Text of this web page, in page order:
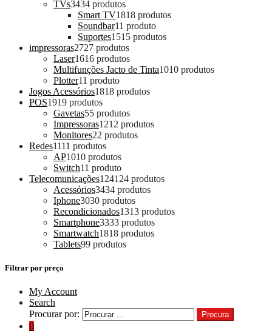
TVs3434 produtos
Smart TV1818 produtos
Soundbar11 produto
Suportes1515 produtos
impressoras2727 produtos
Laser1616 produtos
Multifunções Jacto de Tinta1010 produtos
Plotter11 produto
Jogos Acessórios1818 produtos
POS1919 produtos
Gavetas55 produtos
Impressoras1212 produtos
Monitores22 produtos
Redes1111 produtos
AP1010 produtos
Switch11 produto
Telecomunicações124124 produtos
Acessórios3434 produtos
Iphone3030 produtos
Recondicionados1313 produtos
Smartphone3333 produtos
Smartwatch1818 produtos
Tablets99 produtos
Filtrar por preço
My Account
Search
Procurar por:
Procura
0